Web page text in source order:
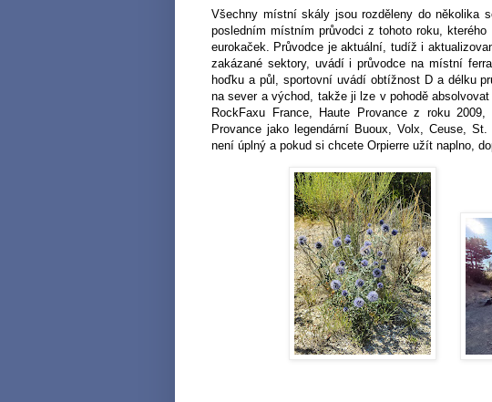
Všechny místní skály jsou rozděleny do několika
posledním místním průvodci z tohoto roku,
eurokaček. Průvodce je aktuální, tudíž i
zakázané sektory, uvádí i průvodce na místní
hoďku a půl, sportovní uvádí obtížnost D a délku
na sever a východ, takže ji lze v pohodě
RockFaxu France, Haute Provance z roku
Provance jako legendární Buoux, Volx, Ceuse,
není úplný a pokud si chcete Orpierre užít naplno,